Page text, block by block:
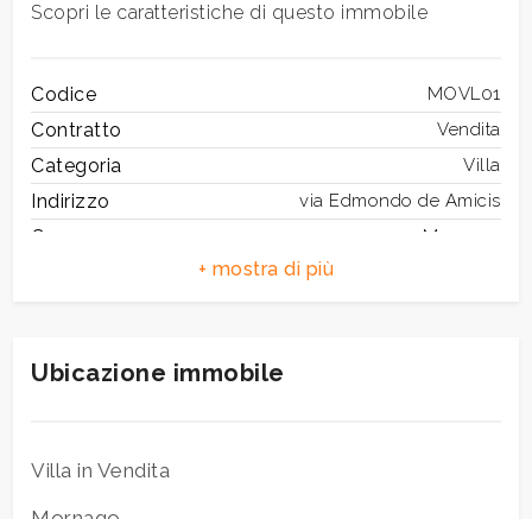
Scopri le caratteristiche di questo immobile
Codice MOVL01
Contratto Vendita
Categoria Villa
Indirizzo via Edmondo de Amicis
Comune Mornago
Locali
Ubicazione immobile
Villa in Vendita